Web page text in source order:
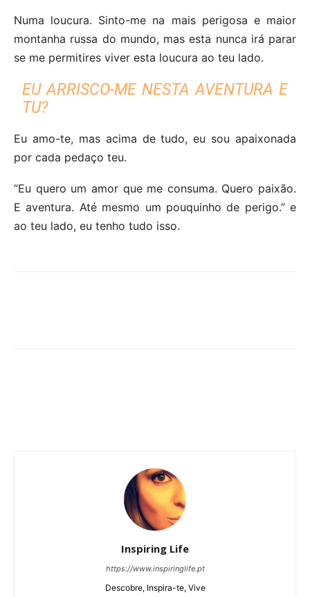
Numa loucura. Sinto-me na mais perigosa e maior
montanha russa do mundo, mas esta nunca irá parar
se me permitires viver esta loucura ao teu lado.
EU ARRISCO-ME NESTA AVENTURA E
TU?
Eu amo-te, mas acima de tudo, eu sou apaixonada
por cada pedaço teu.
“Eu quero um amor que me consuma. Quero paixão.
E aventura. Até mesmo um pouquinho de perigo.” e
ao teu lado, eu tenho tudo isso.
Inspiring Life
https://www.inspiringlife.pt
Descobre, Inspira-te, Vive